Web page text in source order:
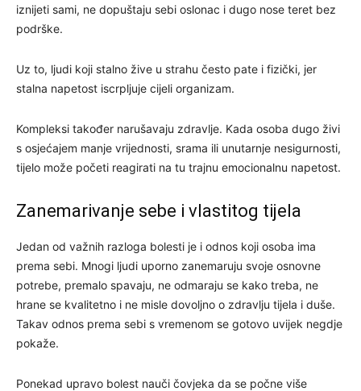
iznijeti sami, ne dopuštaju sebi oslonac i dugo nose teret bez
podrške.
Uz to, ljudi koji stalno žive u strahu često pate i fizički, jer
stalna napetost iscrpljuje cijeli organizam.
Kompleksi također narušavaju zdravlje. Kada osoba dugo živi
s osjećajem manje vrijednosti, srama ili unutarnje nesigurnosti,
tijelo može početi reagirati na tu trajnu emocionalnu napetost.
Zanemarivanje sebe i vlastitog tijela
Jedan od važnih razloga bolesti je i odnos koji osoba ima
prema sebi. Mnogi ljudi uporno zanemaruju svoje osnovne
potrebe, premalo spavaju, ne odmaraju se kako treba, ne
hrane se kvalitetno i ne misle dovoljno o zdravlju tijela i duše.
Takav odnos prema sebi s vremenom se gotovo uvijek negdje
pokaže.
Ponekad upravo bolest nauči čovjeka da se počne više